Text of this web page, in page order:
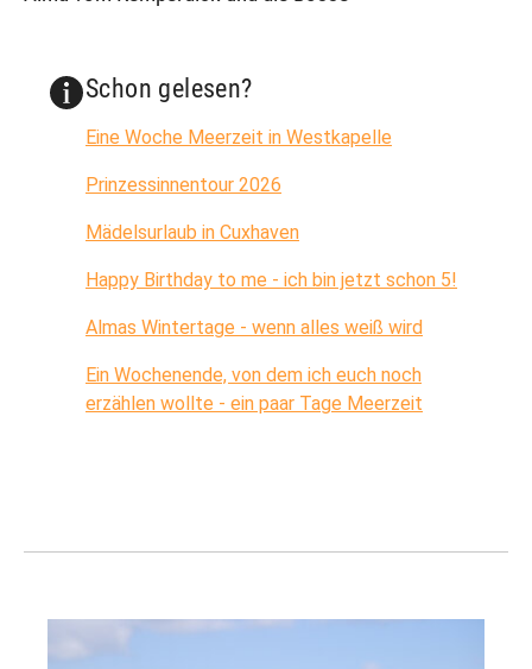
Schon gelesen?
Eine Woche Meerzeit in Westkapelle
Prinzessinnentour 2026
Mädelsurlaub in Cuxhaven
Happy Birthday to me - ich bin jetzt schon 5!
Almas Wintertage - wenn alles weiß wird
Ein Wochenende, von dem ich euch noch
erzählen wollte - ein paar Tage Meerzeit
Show larger version